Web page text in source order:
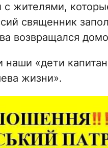
жителями,
священник
возвращался
«дети
жизни».